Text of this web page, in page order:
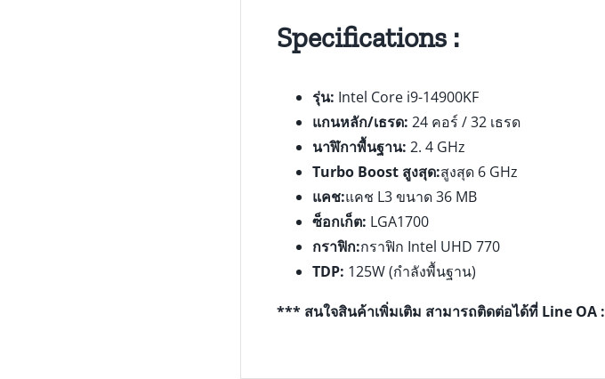
Specifications :
รุ่น: Intel Core i9-14900KF
แกนหลัก/เธรด: 24 คอร์ / 32 เธรด
นาฬิกาพื้นฐาน: 2. 4 GHz
Turbo Boost สูงสุด:สูงสุด 6 GHz
แคช:แคช L3 ขนาด 36 MB
ซ็อกเก็ต: LGA1700
กราฟิก:กราฟิก Intel UHD 770
TDP: 125W (กำลังพื้นฐาน)
*** สนใจสินค้าเพิ่มเติม สามารถติดต่อได้ที่ Line OA :